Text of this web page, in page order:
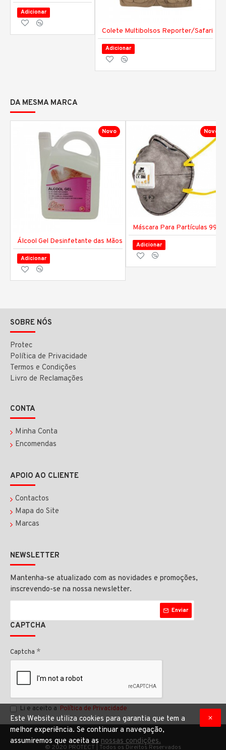
Adicionar
Colete Multibolsos Reporter/Safari
Adicionar
DA MESMA MARCA
Novo
Álcool Gel Desinfetante das Mãos
Adicionar
Novo
Máscara Para Partículas 9914
Adicionar
SOBRE NÓS
Protec
Política de Privacidade
Termos e Condições
Livro de Reclamações
CONTA
Minha Conta
Encomendas
APOIO AO CLIENTE
Contactos
Mapa do Site
Marcas
NEWSLETTER
Mantenha-se atualizado com as novidades e promoções,
inscrevendo-se na nossa newsletter.
Enviar
CAPTCHA
Captcha
Li e aceito a Política de Privacidade
© 2020 PROTECT | Todos os Direitos Reservados
Este Website utiliza cookies para garantia que tem a
melhor experiência. Se continuar a navegação,
assumiremos que aceita as nossas condições.